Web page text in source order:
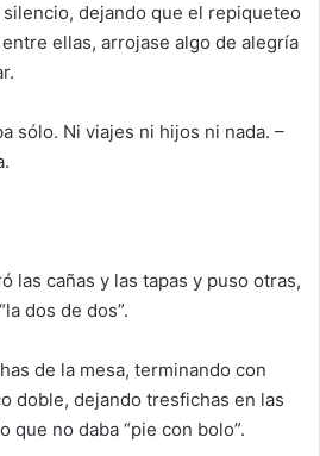
dejando que el repiqueteo
ellas, arrojase algo de alegría
sólo. Ni viajes ni hijos ni nada. –
las cañas y las tapas y puso otras,
dos de dos”.
de la mesa, terminando con
doble, dejando tresfichas en las
que no daba “pie con bolo”.